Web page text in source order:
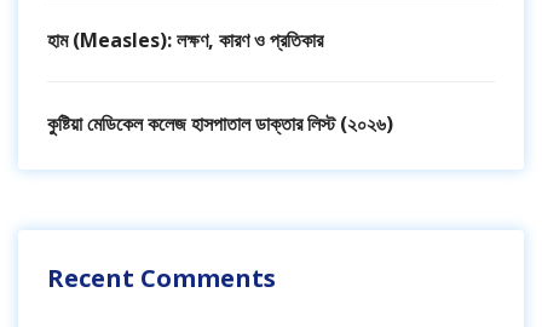
হাম (Measles): লক্ষণ, কারণ ও প্রতিকার
কুষ্টিয়া মেডিকেল কলেজ হাসপাতাল ডাক্তার লিস্ট (২০২৬)
Recent Comments